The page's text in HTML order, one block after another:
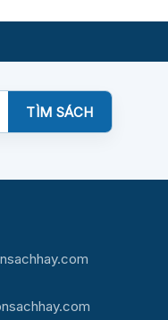
TÌM SÁCH